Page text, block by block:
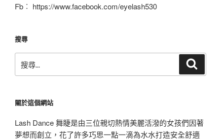
Fb︰ https://www.facebook.com/eyelash530
搜尋
尋
字:
關於這個網站
Lash Dance 舞睫是由三位親切熱情美麗活潑的女孩們因著
夢想而創立，花了許多巧思一點一滴為水水打造安全舒適